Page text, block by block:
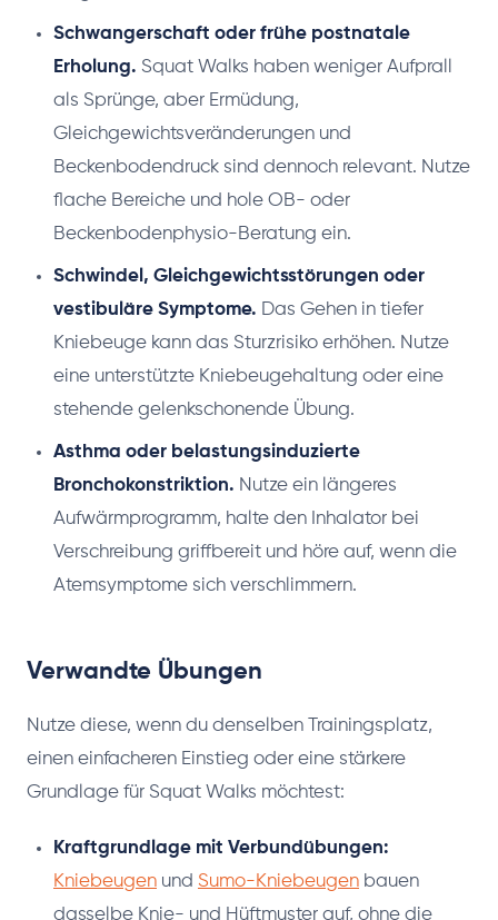
Schwangerschaft oder frühe postnatale
Erholung. Squat Walks haben weniger Aufprall
als Sprünge, aber Ermüdung,
Gleichgewichtsveränderungen und
Beckenbodendruck sind dennoch relevant. Nutze
flache Bereiche und hole OB- oder
Beckenbodenphysio-Beratung ein.
Schwindel, Gleichgewichtsstörungen oder
vestibuläre Symptome. Das Gehen in tiefer
Kniebeuge kann das Sturzrisiko erhöhen. Nutze
eine unterstützte Kniebeugehaltung oder eine
stehende gelenkschonende Übung.
Asthma oder belastungsinduzierte
Bronchokonstriktion. Nutze ein längeres
Aufwärmprogramm, halte den Inhalator bei
Verschreibung griffbereit und höre auf, wenn die
Atemsymptome sich verschlimmern.
Verwandte Übungen
Nutze diese, wenn du denselben Trainingsplatz,
einen einfacheren Einstieg oder eine stärkere
Grundlage für Squat Walks möchtest:
Kraftgrundlage mit Verbundübungen:
Kniebeugen und Sumo-Kniebeugen bauen
dasselbe Knie- und Hüftmuster auf, ohne die